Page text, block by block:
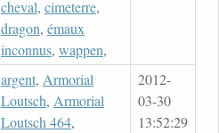
cheval, cimeterre,
dragon, émaux
inconnus, wappen,
argent, Armorial
Loutsch, Armorial
Loutsch 464,
2012-
03-30
13:52:29